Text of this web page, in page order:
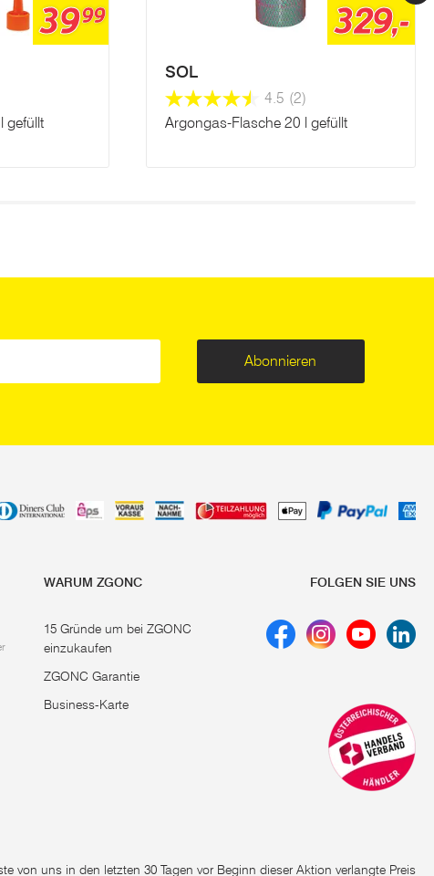
3999
gefüllt
329,-
SOL
4.5 (2)
Argongas-Flasche 20 l gefüllt
Abonnieren
WARUM ZGONC
15 Gründe um bei ZGONC
einzukaufen
ZGONC Garantie
Business-Karte
FOLGEN SIE UNS
von uns in den letzten 30 Tagen vor Beginn dieser Aktion verlangte Preis